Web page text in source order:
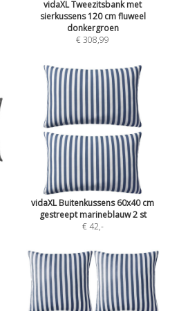
vidaXL Tweezitsbank met
sierkussens 120 cm fluweel
donkergroen
€ 308,99
vidaXL Buitenkussens 60x40 cm
gestreept marineblauw 2 st
€ 42,-